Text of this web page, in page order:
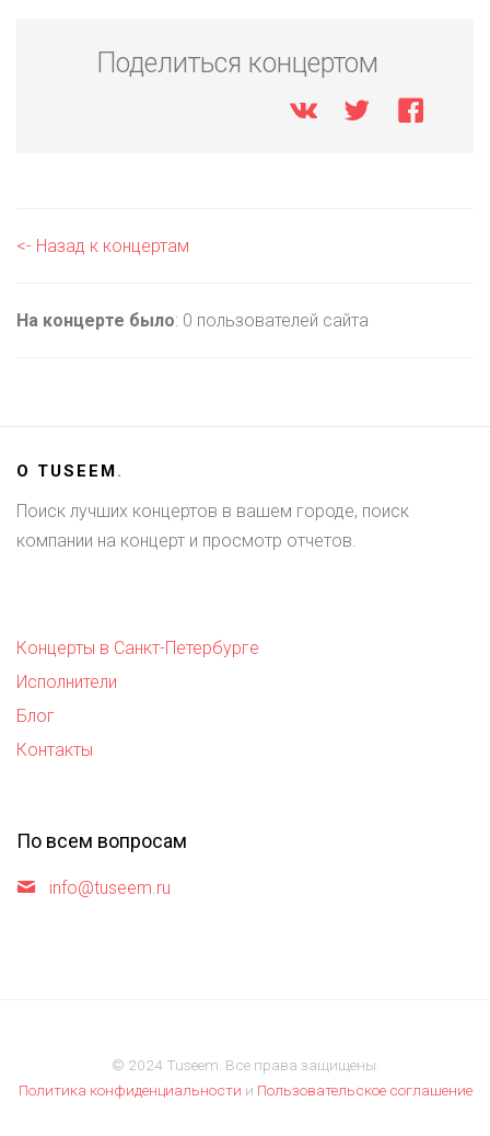
Поделиться концертом
<- Назад к концертам
На концерте было: 0 пользователей сайта
О TUSEEM.
Поиск лучших концертов в вашем городе, поиск
компании на концерт и просмотр отчетов.
Концерты в Санкт-Петербурге
Исполнители
Блог
Контакты
По всем вопросам
info@tuseem.ru
© 2024 Tuseem. Все права защищены.
Политика конфиденциальности и Пользовательское соглашение